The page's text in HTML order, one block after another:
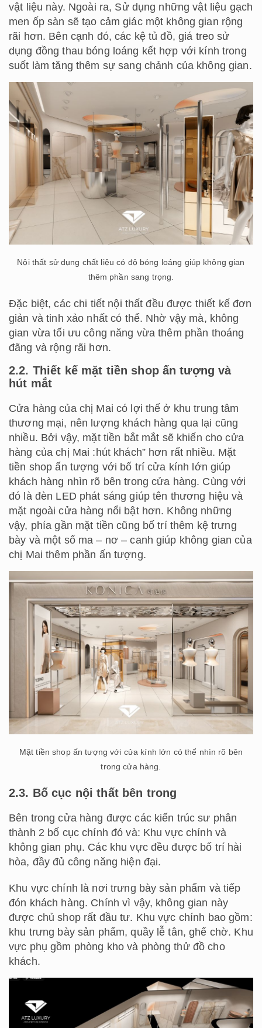
vật liệu này. Ngoài ra, Sử dụng những vật liệu gạch
men ốp sàn sẽ tạo cảm giác một không gian rộng
rãi hơn. Bên cạnh đó, các kệ tủ đồ, giá treo sử
dụng đồng thau bóng loáng kết hợp với kính trong
suốt làm tăng thêm sự sang chảnh của không gian.
Nội thất sử dụng chất liệu có độ bóng loáng giúp không gian
thêm phần sang trọng.
Đặc biệt, các chi tiết nội thất đều được thiết kế đơn
giản và tinh xảo nhất có thể. Nhờ vậy mà, không
gian vừa tối ưu công năng vừa thêm phần thoáng
đãng và rộng rãi hơn.
2.2. Thiết kế mặt tiền shop ấn tượng và
hút mắt
Cửa hàng của chị Mai có lợi thế ở khu trung tâm
thương mại, nên lượng khách hàng qua lại cũng
nhiều. Bởi vậy, mặt tiền bắt mắt sẽ khiến cho cửa
hàng của chị Mai :hút khách” hơn rất nhiều. Mặt
tiền shop ấn tượng với bố trí cửa kính lớn giúp
khách hàng nhìn rõ bên trong cửa hàng. Cùng với
đó là đèn LED phát sáng giúp tên thương hiệu và
mặt ngoài cửa hàng nổi bật hơn. Không những
vậy, phía gần mặt tiền cũng bố trí thêm kệ trưng
bày và một số ma – nơ – canh giúp không gian của
chị Mai thêm phần ấn tượng.
Mặt tiền shop ấn tượng với cửa kính lớn có thể nhìn rõ bên
trong cửa hàng.
2.3. Bố cục nội thất bên trong
Bên trong cửa hàng được các kiến trúc sư phân
thành 2 bố cục chính đó và: Khu vực chính và
không gian phụ. Các khu vực đều được bố trí hài
hòa, đầy đủ công năng hiện đại.
Khu vực chính là nơi trưng bày sản phẩm và tiếp
đón khách hàng. Chính vì vậy, không gian này
được chủ shop rất đầu tư. Khu vực chính bao gồm:
khu trưng bày sản phẩm, quầy lễ tân, ghế chờ. Khu
vực phụ gồm phòng kho và phòng thử đồ cho
khách.